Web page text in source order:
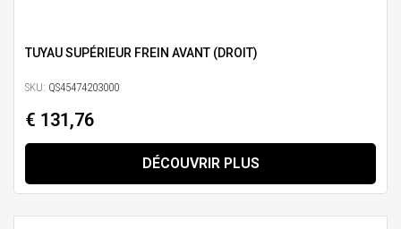
TUYAU SUPÉRIEUR FREIN AVANT (DROIT)
SKU: QS45474203000
€ 131,76
DÉCOUVRIR PLUS